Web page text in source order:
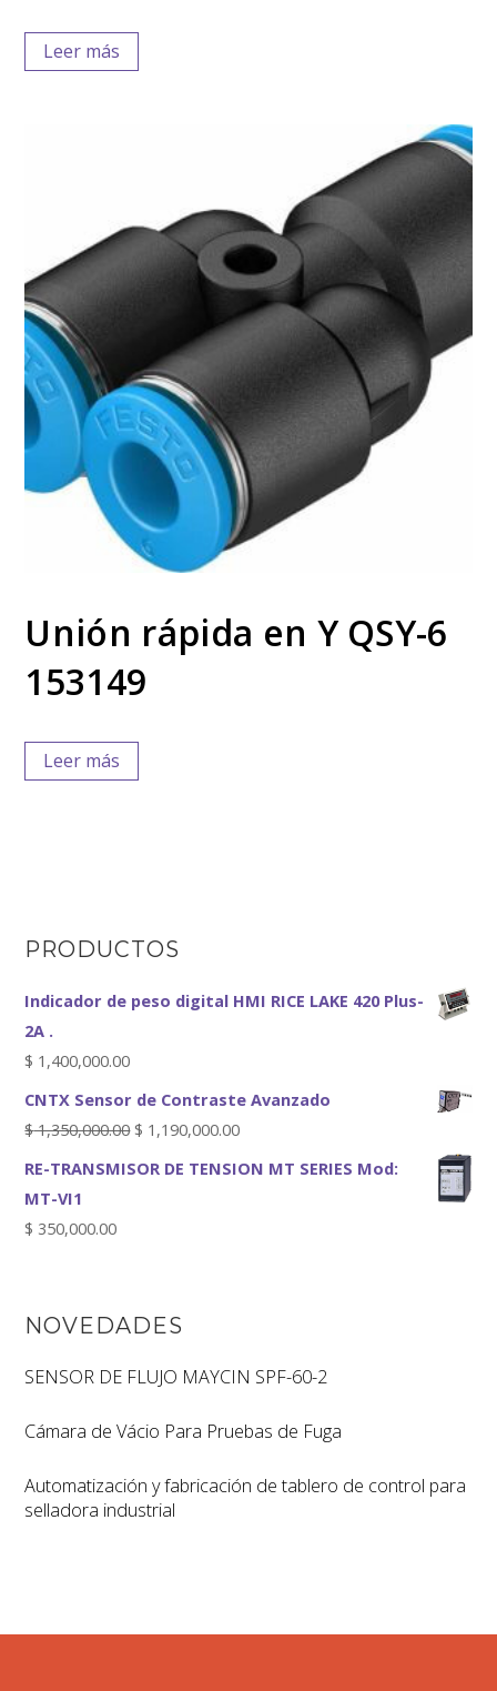
Leer más
Unión rápida en Y QSY-6
153149
Leer más
PRODUCTOS
Indicador de peso digital HMI RICE LAKE 420 Plus-
2A .
$ 1,400,000.00
CNTX Sensor de Contraste Avanzado
$1,350,000.00 $ 1,190,000.00
RE-TRANSMISOR DE TENSION MT SERIES Mod:
MT-VI1
$ 350,000.00
NOVEDADES
SENSOR DE FLUJO MAYCIN SPF-60-2
Cámara de Vácio Para Pruebas de Fuga
Automatización y fabricación de tablero de control para
selladora industrial